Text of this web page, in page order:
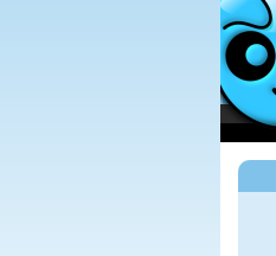
Skip to Content